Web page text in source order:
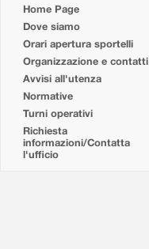
Home Page
Dove siamo
Orari apertura sportelli
Organizzazione e contatti
Avvisi all'utenza
Normative
Turni operativi
Richiesta
informazioni/Contatta
l'ufficio